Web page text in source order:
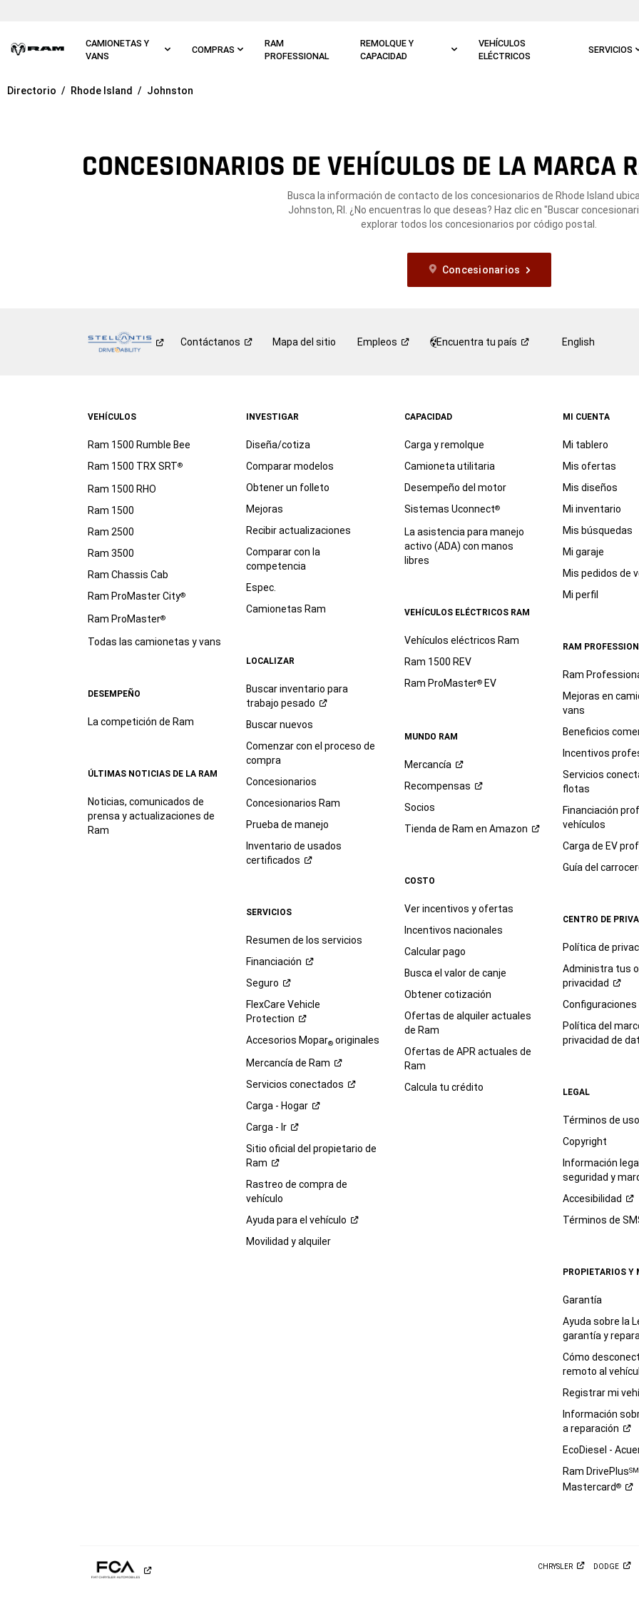
CAMIONETAS Y
VANS
COMPRAS
RAM
PROFESSIONAL
REMOLQUE Y
CAPACIDAD
VEHÍCULOS
ELÉCTRICOS
SERVICIOS
Ir a
Directorio Rhode Island Johnston
CONCESIONARIOS DE VEHÍCULOS DE LA MARCA
Busca la información de contacto de los concesionarios de Rhode Island
Johnston, RI. ¿No encuentras lo que deseas? Haz clic en "Buscar
explorar todos los concesionarios por código postal.
Concesionarios
Contáctanos Mapa del sitio Empleos Encuentra tu país English
VEHÍCULOS
Ram 1500 Rumble Bee
Ram 1500 TRX SRT®
Ram 1500 RHO
Ram 1500
Ram 2500
Ram 3500
Ram Chassis Cab
Ram ProMaster City®
Ram ProMaster®
Todas las camionetas y vans
DESEMPEÑO
La competición de Ram
ÚLTIMAS NOTICIAS DE LA RAM
Noticias, comunicados de
prensa y actualizaciones de
Ram
INVESTIGAR
Diseña/cotiza
Comparar modelos
Obtener un folleto
Mejoras
Recibir actualizaciones
Comparar con la
competencia
Espec.
Camionetas Ram
LOCALIZAR
Buscar inventario para
trabajo pesado
Buscar nuevos
Comenzar con el proceso de
compra
Concesionarios
Concesionarios Ram
Prueba de manejo
Inventario de usados
certificados
SERVICIOS
Resumen de los servicios
Financiación
Seguro
FlexCare Vehicle
Protection
Accesorios Mopar®originales
Mercancía de Ram
Servicios conectados
Carga - Hogar
Carga - Ir
Sitio oficial del propietario de
Ram
Rastreo de compra de
vehículo
Ayuda para el vehículo
Movilidad y alquiler
CAPACIDAD
Carga y remolque
Camioneta utilitaria
Desempeño del motor
Sistemas Uconnect®
La asistencia para manejo
activo (ADA) con manos
libres
VEHÍCULOS ELÉCTRICOS RAM
Vehículos eléctricos Ram
Ram 1500 REV
Ram ProMaster®EV
MUNDO RAM
Mercancía
Recompensas
Socios
Tienda de Ram en Amazon
COSTO
Ver incentivos y ofertas
Incentivos nacionales
Calcular pago
Busca el valor de canje
Obtener cotización
Ofertas de alquiler actuales
de Ram
Ofertas de APR actuales de
Ram
Calcula tu crédito
MI CUENTA
Mi tablero
Mis ofertas
Mis diseños
Mi inventario
Mis búsquedas
Mi garaje
Mis pedidos de
Mi perfil
RAM
Ram
Mejoras en
vans
Beneficios
Incentivos
Servicios
flotas
Financiación
vehículos
Carga de EV
Guía del
CENTRO DE
Política de
Administra tus
privacidad
Configuraciones
Política del
privacidad de
LEGAL
Términos de uso
Copyright
Información
seguridad y
Accesibilidad
Términos de
PROPIETARIOS Y
Garantía
Ayuda sobre la
garantía y
Cómo
remoto al
Registrar mi
Información
areparación
EcoDiesel -
Ram DrivePlusSM
Mastercard®
CHRYSLER DODGE